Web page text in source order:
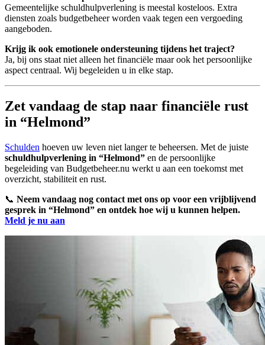
Gemeentelijke schuldhulpverlening is meestal kosteloos. Extra
diensten zoals budgetbeheer worden vaak tegen een vergoeding
aangeboden.
Krijg ik ook emotionele ondersteuning tijdens het traject?
Ja, bij ons staat niet alleen het financiële maar ook het persoonlijke
aspect centraal. Wij begeleiden u in elke stap.
Zet vandaag de stap naar financiële rust
in “Helmond”
Schulden hoeven uw leven niet langer te beheersen. Met de juiste
schuldhulpverlening in “Helmond” en de persoonlijke
begeleiding van Budgetbeheer.nu werkt u aan een toekomst met
overzicht, stabiliteit en rust.
📞 Neem vandaag nog contact met ons op voor een vrijblijvend
gesprek in “Helmond” en ontdek hoe wij u kunnen helpen.
Meld je nu aan